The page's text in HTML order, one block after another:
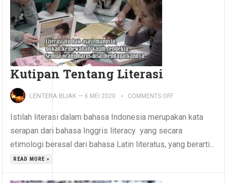
Kutipan Tentang Literasi
LENTERA BIJAK — 6 MEI 2020 COMMENTS OFF
Istilah literasi dalam bahasa Indonesia merupakan kata
serapan dari bahasa Inggris literacy yang secara
etimologi berasal dari bahasa Latin literatus, yang berarti...
READ MORE »